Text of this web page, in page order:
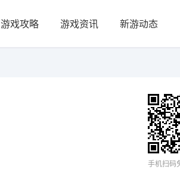
游戏攻略 游戏资讯 新游动态
手机扫码